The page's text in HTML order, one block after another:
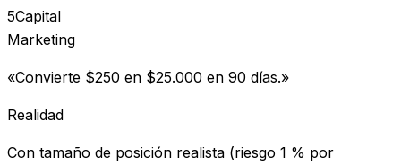
5Capital
Marketing
«Convierte $250 en $25.000 en 90 días.»
Realidad
Con tamaño de posición realista (riesgo 1 % por